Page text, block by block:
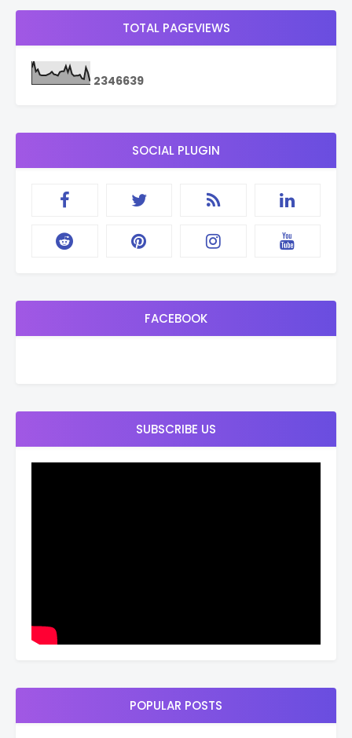
TOTAL PAGEVIEWS
2346639
SOCIAL PLUGIN
FACEBOOK
SUBSCRIBE US
POPULAR POSTS